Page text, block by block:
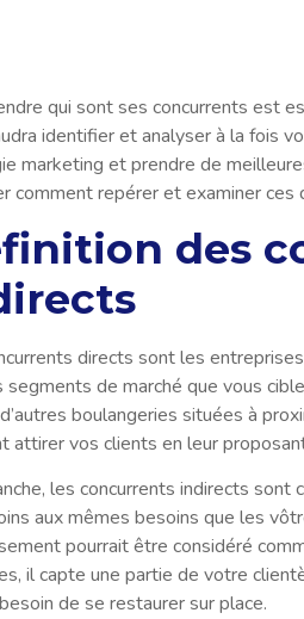
qui sont ses concurrents est
identifier et analyser à la fois
marketing et prendre de
comment repérer et examiner ces
des
directs sont les
segments de marché que vous
boulangeries situées à
attirer vos clients en leur
les concurrents indirects
aux mêmes besoins que les
pourrait être considéré
il capte une partie de votre
de se restaurer sur place.